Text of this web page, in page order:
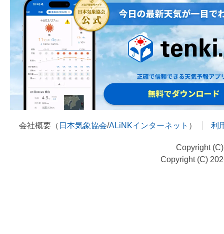
会社概要（ 日本気象協会/ALiNKインターネット ） 利
Copyright
Copyright (C)